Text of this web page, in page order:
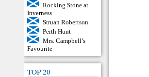
Rocking Stone at
Inverness
Struan Robertson
Perth Hunt
Mrs. Campbell’s
Favourite
TOP 20